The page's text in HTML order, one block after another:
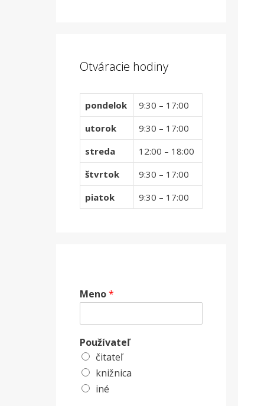
Otváracie hodiny
pondelok
9:30 – 17:00
utorok
9:30 – 17:00
streda
12:00 – 18:00
štvrtok
9:30 – 17:00
piatok
9:30 – 17:00
Meno*
Používateľ
čitateľ
knižnica
iné